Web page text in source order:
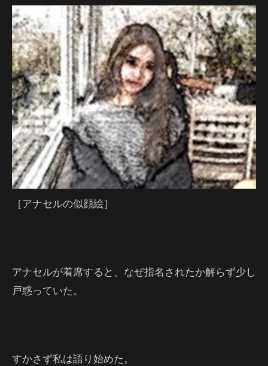
［アナセルの似顔絵］
アナセルが着席すると、なぜ指名されたか解らず少し
戸惑っていた。
すかさず私は語り始めた。